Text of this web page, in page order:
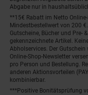
Abgabe nur in
**15€ Rabatt im Netto
Mindestbestellwert von 200
Gutscheine, Bücher und Pre-
gekennzeichnete Artikel.
Abholservices. Der
Online-Shop-Newsletter
pro Person und Bestellung.
anderen Aktionsvorteilen
kombinierbar.
***Positive Bonitätsprüfung